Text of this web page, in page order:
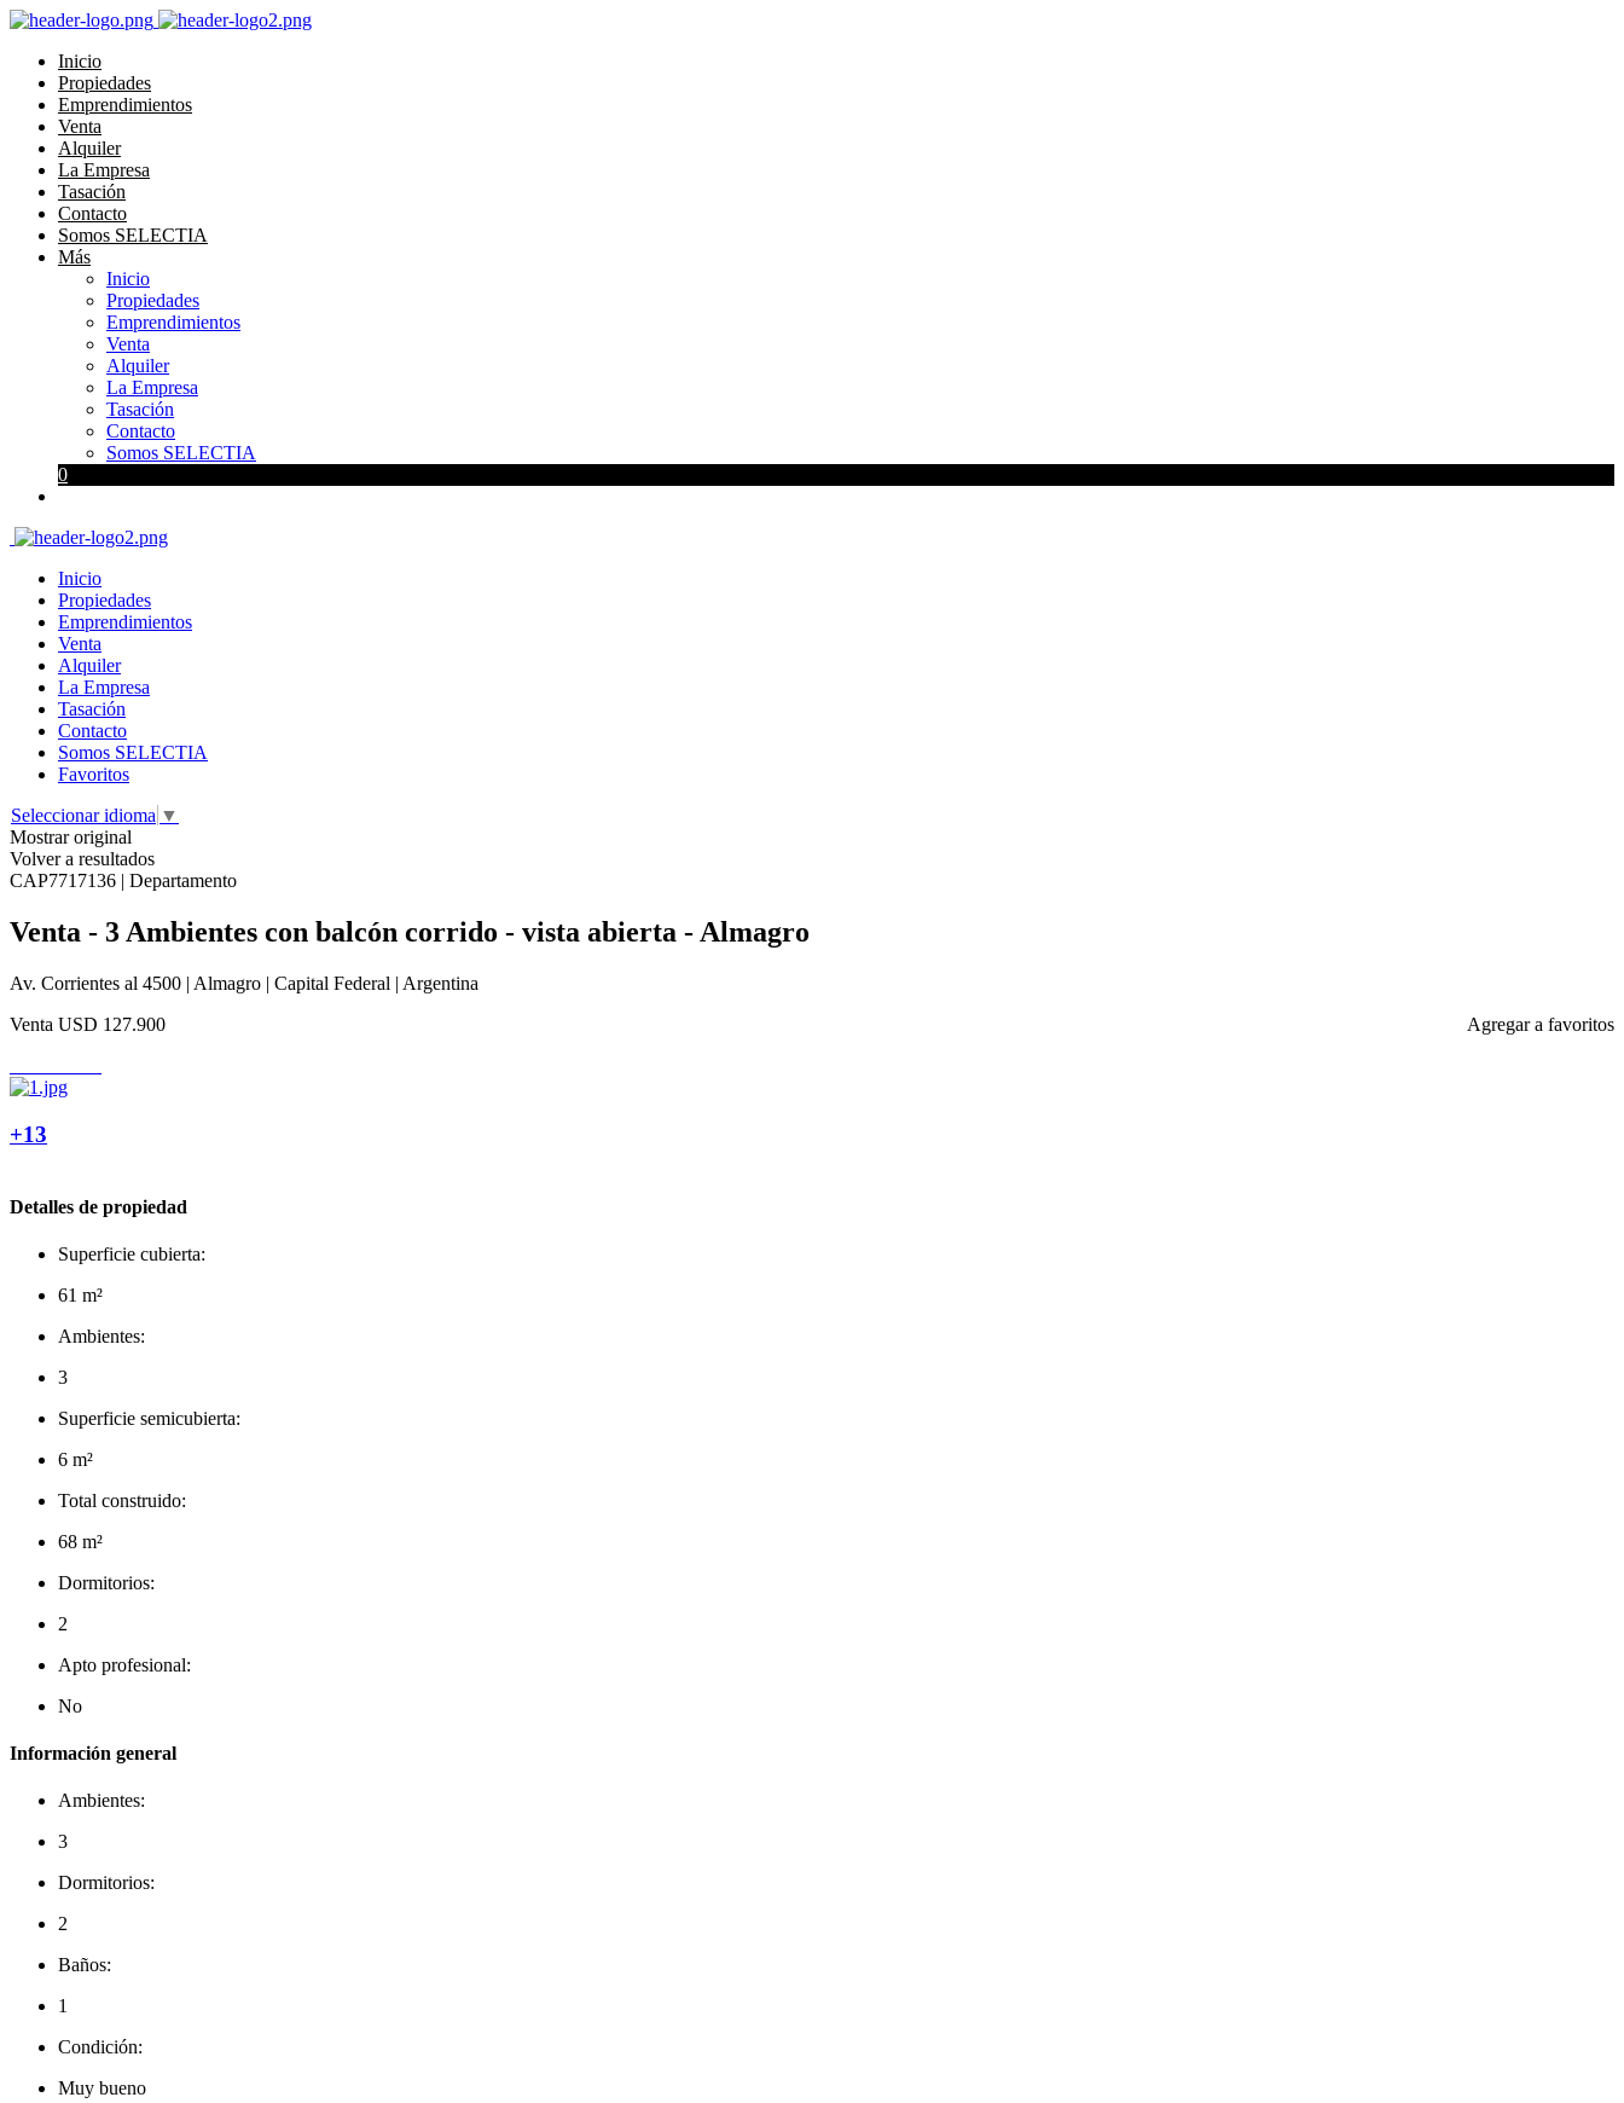
Inicio
Propiedades
Emprendimientos
Venta
Alquiler
La Empresa
Tasación
Contacto
Somos SELECTIA
Más
Inicio
Propiedades
Emprendimientos
Venta
Alquiler
La Empresa
Tasación
Contacto
Somos SELECTIA
0
Inicio
Propiedades
Emprendimientos
Venta
Alquiler
La Empresa
Tasación
Contacto
Somos SELECTIA
Favoritos
Seleccionar idioma ▼
Mostrar original
Volver a resultados
CAP7717136 | Departamento
Venta - 3 Ambientes con balcón corrido - vista abierta - Almagro
Av. Corrientes al 4500 | Almagro | Capital Federal | Argentina
Agregar a favoritos
Venta USD 127.900
+13
Detalles de propiedad
Superficie cubierta:
61 m²
Ambientes:
3
Superficie semicubierta:
6 m²
Total construido:
68 m²
Dormitorios:
2
Apto profesional:
No
Información general
Ambientes:
3
Dormitorios:
2
Baños:
1
Condición:
Muy bueno